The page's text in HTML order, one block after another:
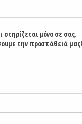
μόνο σε σας.
την προσπάθειά μας!